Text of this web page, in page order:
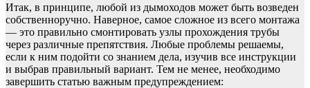
Итак, в принципе, любой из дымоходов может быть возведен
собственноручно. Наверное, самое сложное из всего монтажа
— это правильно смонтировать узлы прохождения трубы
через различные препятствия. Любые проблемы решаемы,
если к ним подойти со знанием дела, изучив все инструкции
и выбрав правильный вариант. Тем не менее, необходимо
завершить статью важным предупреждением: